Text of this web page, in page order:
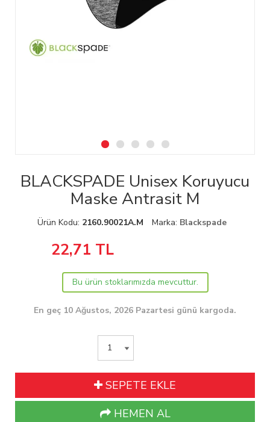
BLACKSPADE Unisex Koruyucu
Maske Antrasit M
Ürün Kodu: 2160.90021A.M Marka: Blackspade
22,71 TL
Bu ürün stoklarımızda mevcuttur.
En geç 10 Ağustos, 2026 Pazartesi günü kargoda.
SEPETE EKLE
HEMEN AL